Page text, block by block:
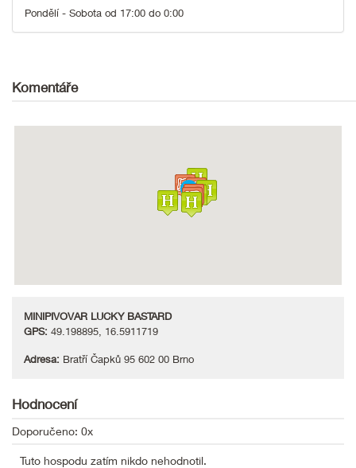
Pondělí - Sobota od 17:00 do 0:00
Komentáře
MINIPIVOVAR LUCKY BASTARD
GPS: 49.198895, 16.5911719
Adresa: Bratří Čapků 95 602 00 Brno
Hodnocení
Doporučeno: 0x
Tuto hospodu zatím nikdo nehodnotil.